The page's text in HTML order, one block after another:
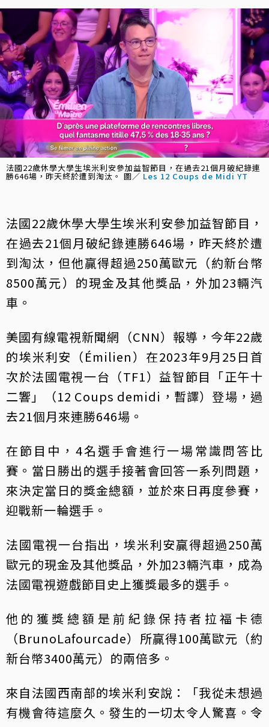
法國22歲休學大學生埃米利安參加益智節目，在過去21個月破紀錄連
勝646場，昨天終於遭到淘汰。 圖／ Les 12 Coups de Midi YT
法國22歲休學大學生埃米利安參加益智節目，
在過去21個月破紀錄連勝646場，昨天終於遭
到淘汰，但他贏得超過250萬歐元（約新台幣
8500萬元）的現金及其他獎品，外加23輛汽
車。
美國有線電視新聞網（CNN）報導，今年22歲
的埃米利安（Émilien）在2023年9月25日首
次於法國電視一台（TF1）益智節目「正午十
二響」（12 Coups demidi，暫譯）登場，過
去21個月來連勝646場。
在節目中，4名選手會進行一場常識問答比
賽。當日勝出的選手接著會回答一系列問題，
來決定當日的獎金總額，並於來日再度參賽，
迎戰新一輪選手。
法國電視一台指出，埃米利安贏得超過250萬
歐元的現金及其他獎品，外加23輛汽車，成為
法國電視遊戲節目史上獲獎最多的選手。
他的獲獎總額是前紀錄保持者拉福卡德
（BrunoLafourcade）所贏得100萬歐元（約
新台幣3400萬元）的兩倍多。
來自法國西南部的埃米利安說：「我從未想過
有機會待這麼久。發生的一切太令人驚喜。令